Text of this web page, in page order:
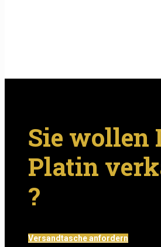
Sie wollen
Platin
?
Versandtasche anfordern